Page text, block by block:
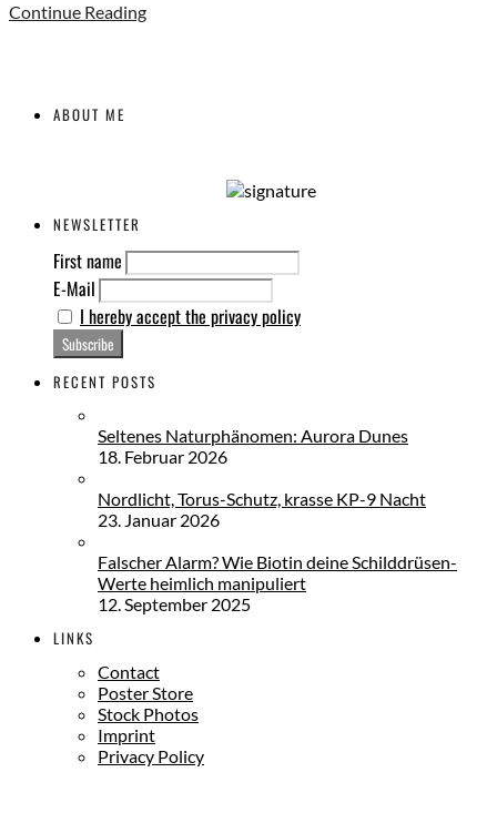
Continue Reading
ABOUT ME
NEWSLETTER
First name
E-Mail
I hereby accept the privacy policy
RECENT POSTS
Seltenes Naturphänomen: Aurora Dunes
18. Februar 2026
Nordlicht, Torus-Schutz, krasse KP-9 Nacht
23. Januar 2026
Falscher Alarm? Wie Biotin deine Schilddrüsen-
Werte heimlich manipuliert
12. September 2025
LINKS
Contact
Poster Store
Stock Photos
Imprint
Privacy Policy